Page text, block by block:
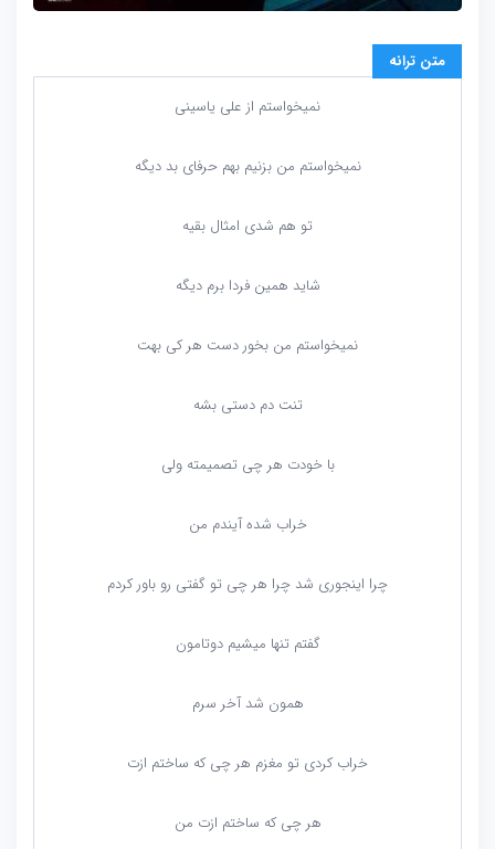
متن ترانه
نمیخواستم از علی یاسینی
نمیخواستم من بزنیم بهم حرفای بد دیگه
تو هم شدی امثال بقیه
شاید همین فردا برم دیگه
نمیخواستم من بخور دست هر کی بهت
تنت دم دستی بشه
با خودت هر چی تصمیمته ولی
خراب شده آیندم من
چرا اینجوری شد چرا هر چی تو گفتی رو باور کردم
گفتم تنها میشیم دوتامون
همون شد آخر سرم
خراب کردی تو مغزم هر چی که ساختم ازت
هر چی که ساختم ازت من